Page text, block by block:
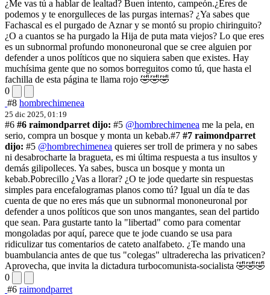
¿Me vas tú a hablar de lealtad? Buen intento, campeón.¿Eres de
podemos y te enorgulleces de las purgas internas? ¿Ya sabes que
Fachascal es el purgado de Aznar y se montó su propio chiringuito?
¿O a cuantos se ha purgado la Hija de puta mata viejos? Lo que eres
es un subnormal profundo mononeuronal que se cree alguien por
defender a unos políticos que no siquiera saben que existes. Hay
muchísima gente que no somos borreguitos como tú, que hasta el
fachilla de esta página te llama rojo 🤣🤣🤣
0
#8 hombrechimenea
25 dic 2025, 01:19
#6 #6 raimondparret dijo: #5 @hombrechimenea me la pela, en
serio, compra un bosque y monta un kebab.#7 #7 raimondparret
dijo: #5 @hombrechimenea quieres ser troll de primera y no sabes
ni desabrocharte la bragueta, es mi última respuesta a tus insultos y
demás gilipolleces. Ya sabes, busca un bosque y monta un
kebab.Pobrecillo ¿Vas a llorar? ¿O te jode quedarte sin respuestas
simples para encefalogramas planos como tú? Igual un día te das
cuenta de que no eres más que un subnormal mononeuronal por
defender a unos políticos que son unos mangantes, sean del partido
que sean. Para gustarte tanto la "libertad" como para comentar
mongoladas por aquí, parece que te jode cuando se usa para
ridiculizar tus comentarios de cateto analfabeto. ¿Te mando una
buambulancia antes de que tus "colegas" ultraderecha las privaticen?
Aprovecha, que invita la dictadura turbocomunista-socialista 🤣🤣🤣
0
#6 raimondparret